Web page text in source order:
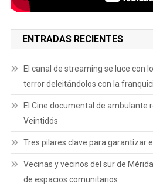
ENTRADAS RECIENTES
El canal de streaming se luce con
terror deleitándolos con la
El Cine documental de ambulante
Veintidós
Tres pilares clave para garantizar
Vecinas y vecinos del sur de
de espacios comunitarios